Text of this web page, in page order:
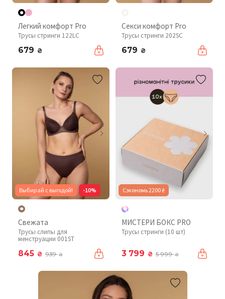
Легкий комфорт Pro
Трусы стринги 122LC
679 ₴
Секси комфорт Pro
Трусы стринги 202SC
679 ₴
Выбирай с выгодой! -10%
Свежата
Трусы слипы для
менструации 001ST
845 ₴ 939₴
Сэкономь 2200 ₴
МИСТЕРИ БОКС PRO
Трусы стринги (10 шт)
3 799 ₴ 5 999₴